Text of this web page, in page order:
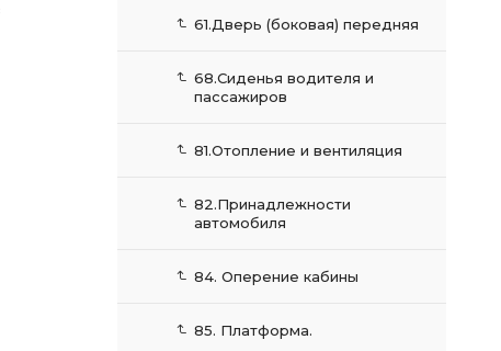
61.Дверь (боковая) передняя
68.Сиденья водителя и
пассажиров
81.Отопление и вентиляция
82.Принадлежности
автомобиля
84. Оперение кабины
85. Платформа.